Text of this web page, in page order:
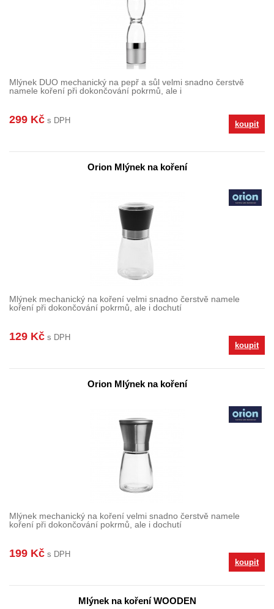
Mlýnek DUO mechanický na pepř a sůl velmi snadno čerstvě
namele koření při dokončování pokrmů, ale i
299 Kč s DPH koupit
Orion Mlýnek na koření
Mlýnek mechanický na koření velmi snadno čerstvě namele
koření při dokončování pokrmů, ale i dochutí
129 Kč s DPH
koupit
Orion Mlýnek na koření
Mlýnek mechanický na koření velmi snadno čerstvě namele
koření při dokončování pokrmů, ale i dochutí
199 Kč s DPH
koupit
Mlýnek na koření WOODEN